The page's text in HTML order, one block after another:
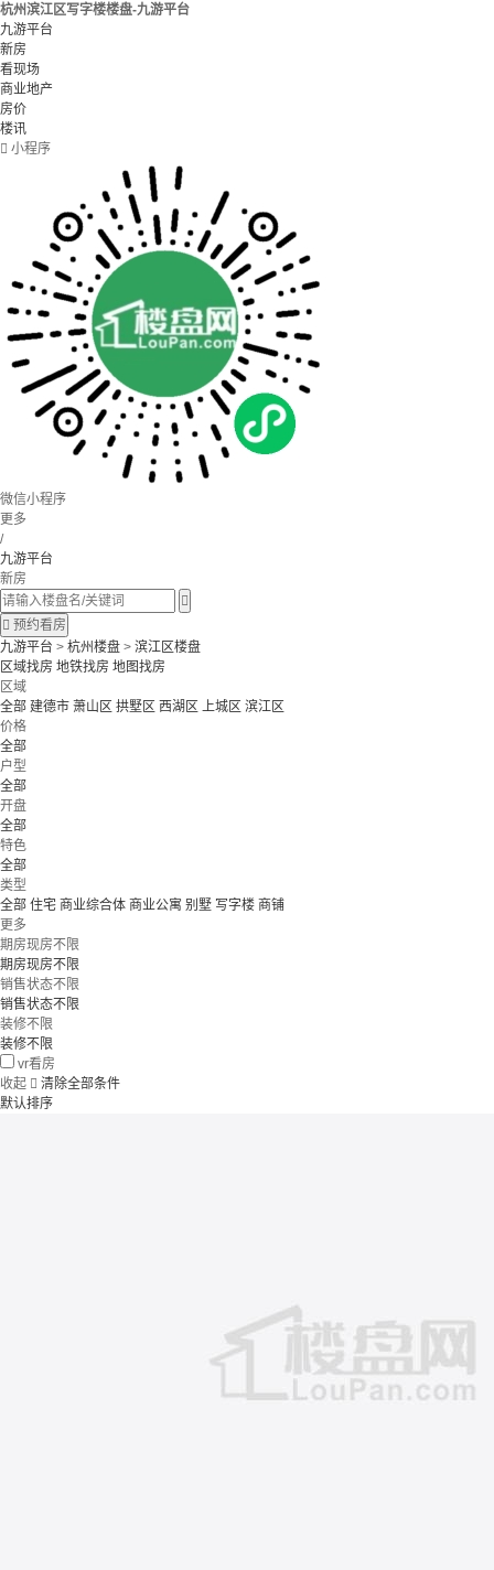
杭州滨江区写字楼楼盘-九游平台
九游平台
新房
看现场
商业地产
房价
楼讯
 小程序
微信小程序
更多
/
九游平台
新房

 预约看房
九游平台 > 杭州楼盘 > 滨江区楼盘
区域找房 地铁找房 地图找房
区域
全部 建德市 萧山区 拱墅区 西湖区 上城区 滨江区
价格
全部
户型
全部
开盘
全部
特色
全部
类型
全部 住宅 商业综合体 商业公寓 别墅 写字楼 商铺
更多
期房现房不限
期房现房不限
销售状态不限
销售状态不限
装修不限
装修不限
vr看房
收起  清除全部条件
默认排序